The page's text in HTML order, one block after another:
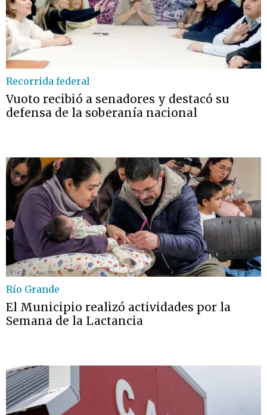
Recorrida federal
Vuoto recibió a senadores y destacó su
defensa de la soberanía nacional
Río Grande
El Municipio realizó actividades por la
Semana de la Lactancia